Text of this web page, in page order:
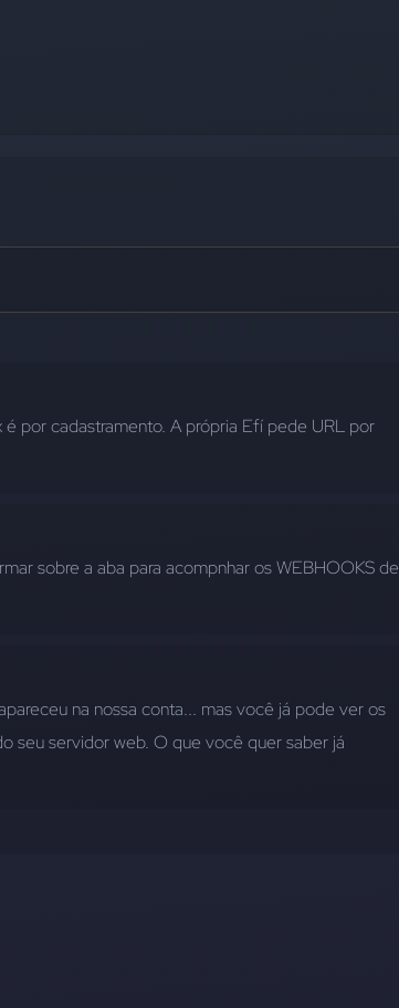
por cadastramento. A própria Efí pede URL por
sobre a aba para acompnhar os WEBHOOKS de
na nossa conta... mas você já pode ver os
seu servidor web. O que você quer saber já